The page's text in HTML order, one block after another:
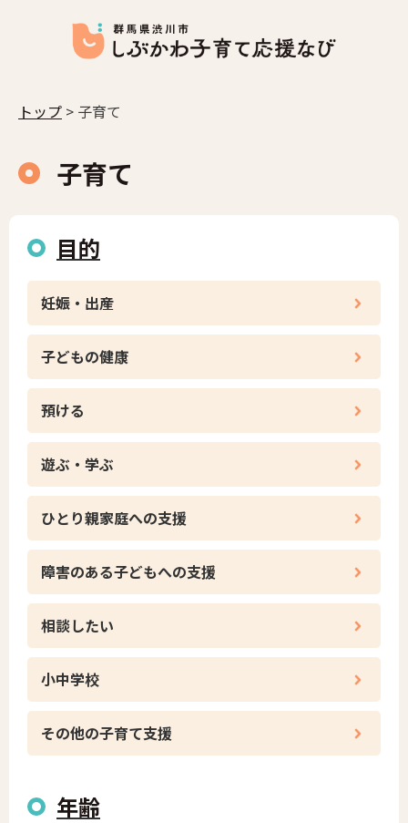
トップ > 子育て
子育て
目的
妊娠・出産
子どもの健康
預ける
遊ぶ・学ぶ
ひとり親家庭への支援
障害のある子どもへの支援
相談したい
小中学校
その他の子育て支援
年齢